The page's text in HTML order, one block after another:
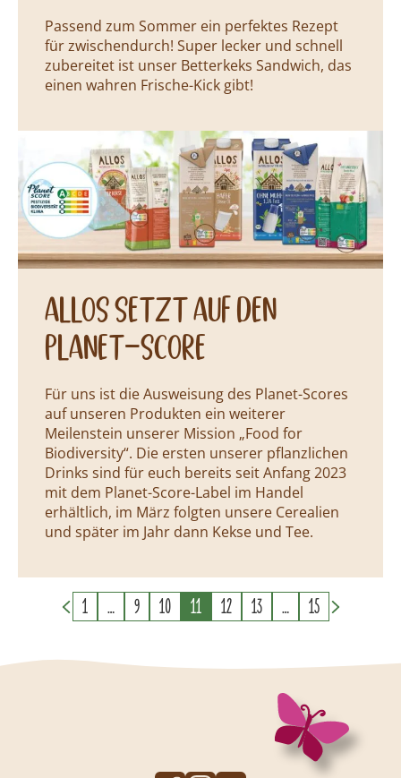
Passend zum Sommer ein perfektes Rezept
für zwischendurch! Super lecker und schnell
zubereitet ist unser Betterkeks Sandwich, das
einen wahren Frische-Kick gibt!
Neuigkeiten
allos setzt auf den
planet-score
Für uns ist die Ausweisung des Planet-Scores
auf unseren Produkten ein weiterer
Meilenstein unserer Mission „Food for
Biodiversity“. Die ersten unserer pflanzlichen
Drinks sind für euch bereits seit Anfang 2023
mit dem Planet-Score-Label im Handel
erhältlich, im März folgten unsere Cerealien
und später im Jahr dann Kekse und Tee.
1 … 9 10 11 12 13 … 15